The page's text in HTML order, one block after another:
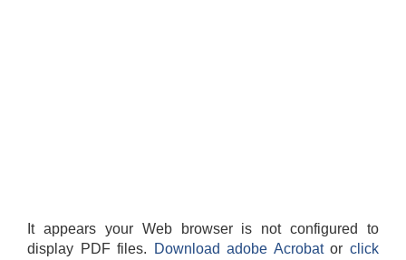
It appears your Web browser is not configured to
display PDF files.
Download adobe Acrobatorclick